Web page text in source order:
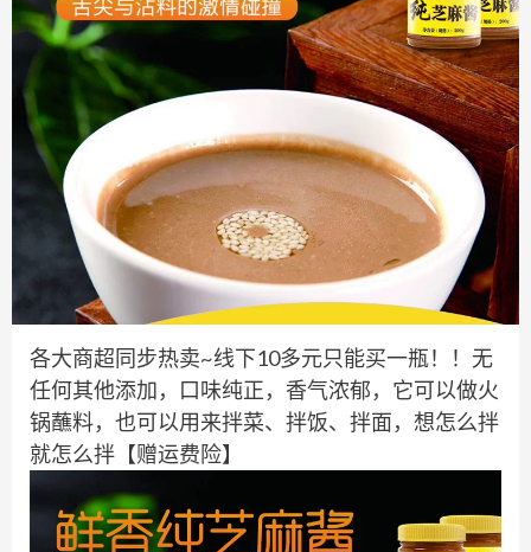
各大商超同步热卖~线下10多元只能买一瓶！！无
任何其他添加，口味纯正，香气浓郁，它可以做火
锅蘸料，也可以用来拌菜、拌饭、拌面，想怎么拌
就怎么拌【赠运费险】